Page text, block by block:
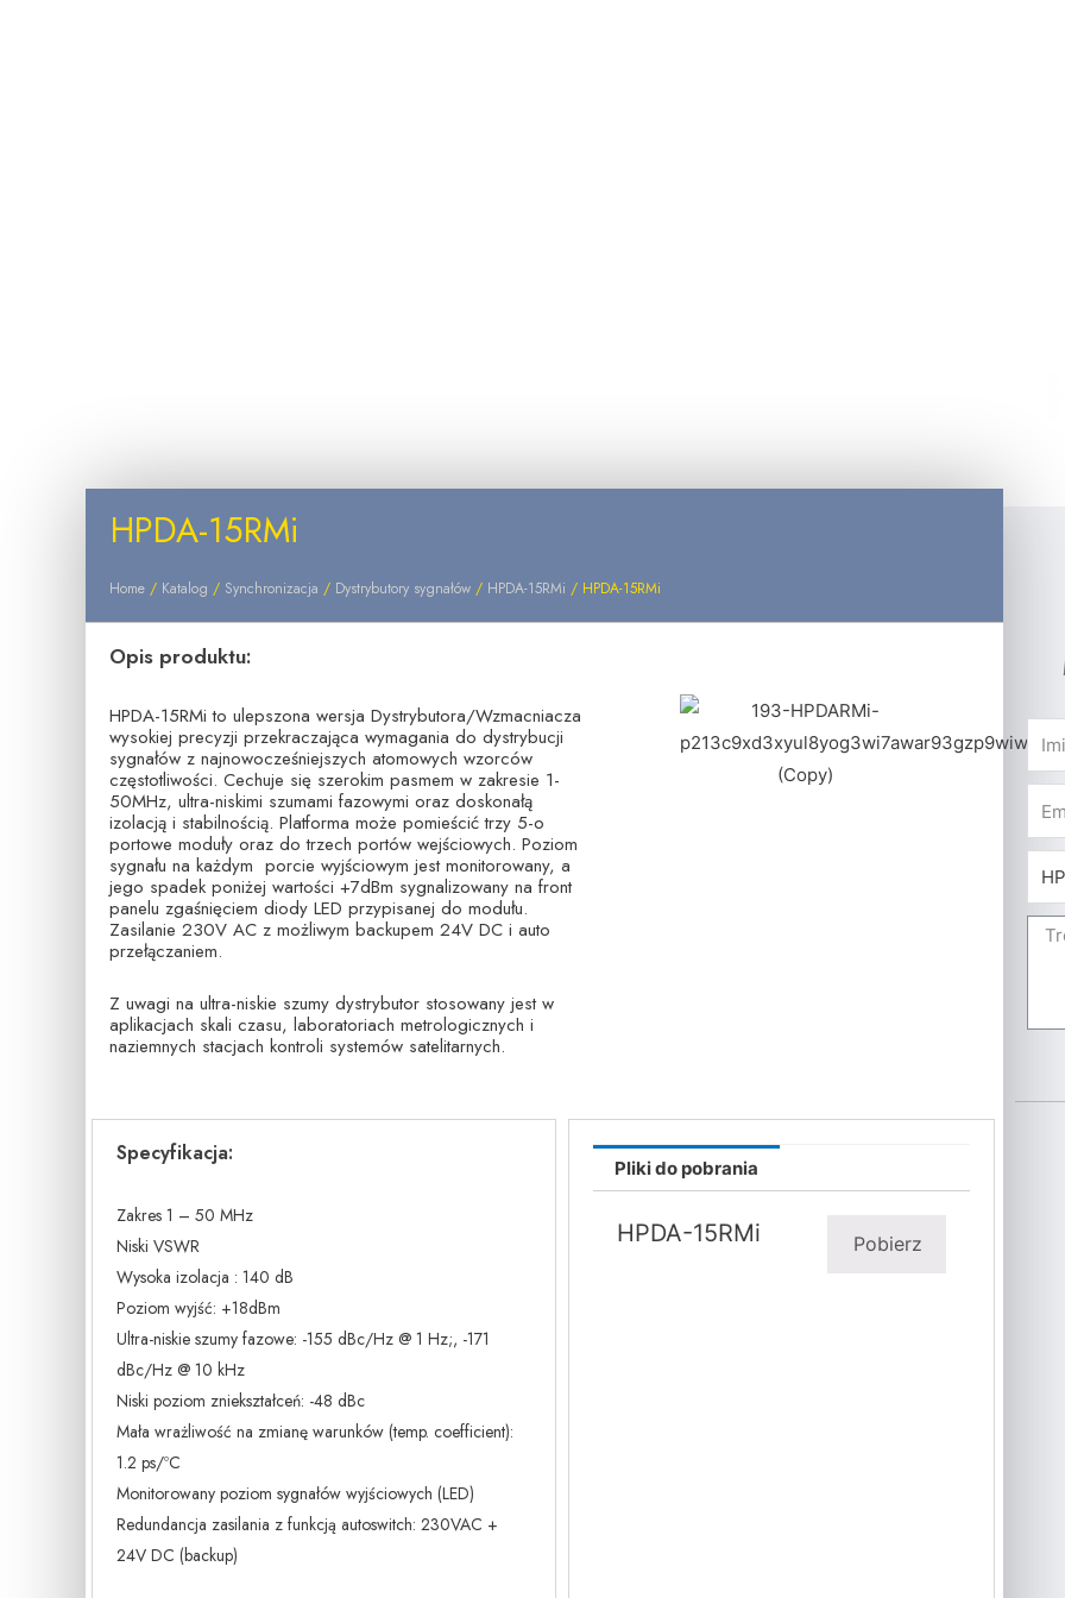
HPDA-15RMi
Home / Katalog / Synchronizacja / Dystrybutory sygnałów / HPDA-15RMi / HPDA-15RMi
Opis produktu:
HPDA-15RMi to ulepszona wersja Dystrybutora/Wzmacniacza
wysokiej precyzji przekraczająca wymagania do dystrybucji
sygnałów z najnowocześniejszych atomowych wzorców
częstotliwości. Cechuje się szerokim pasmem w zakresie 1-
50MHz, ultra-niskimi szumami fazowymi oraz doskonałą
izolacją i stabilnością. Platforma może pomieścić trzy 5-o
portowe moduły oraz do trzech portów wejściowych. Poziom
sygnału na każdym porcie wyjściowym jest monitorowany, a
jego spadek poniżej wartości +7dBm sygnalizowany na front
panelu zgaśnięciem diody LED przypisanej do modułu.
Zasilanie 230V AC z możliwym backupem 24V DC i auto
przełączaniem.
Z uwagi na ultra-niskie szumy dystrybutor stosowany jest w
aplikacjach skali czasu, laboratoriach metrologicznych i
naziemnych stacjach kontroli systemów satelitarnych.
Specyfikacja:
Zakres 1 – 50 MHz
Niski VSWR
Wysoka izolacja : 140 dB
Poziom wyjść: +18dBm
Ultra-niskie szumy fazowe: -155 dBc/Hz @ 1 Hz;, -171
dBc/Hz @ 10 kHz
Niski poziom zniekształceń: -48 dBc
Mała wrażliwość na zmianę warunków (temp. coefficient):
1.2 ps/ºC
Monitorowany poziom sygnałów wyjściowych (LED)
Redundancja zasilania z funkcją autoswitch: 230VAC +
24V DC (backup)
Pliki do pobrania
HPDA-15RMi Pobierz